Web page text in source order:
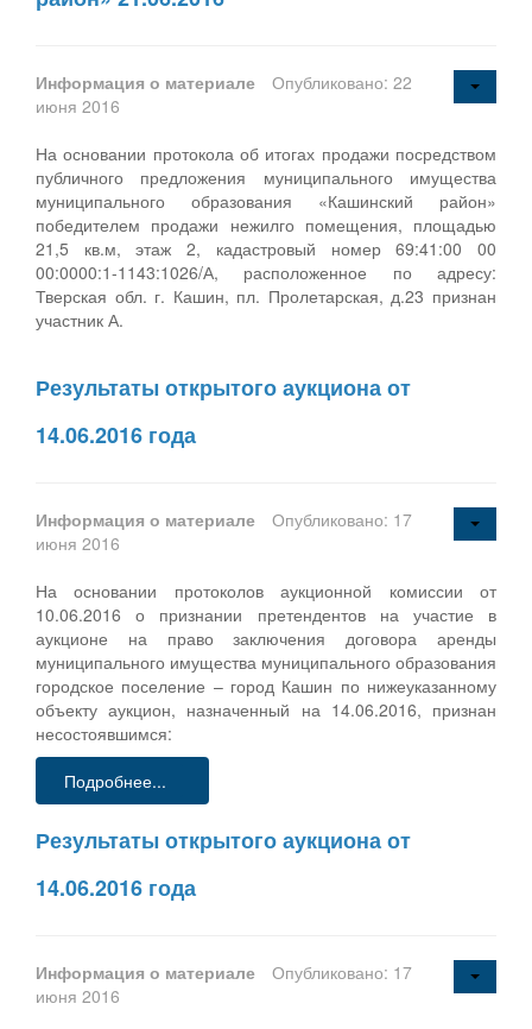
Информация о материале
Опубликовано: 22
июня 2016
На основании протокола об итогах продажи посредством
публичного предложения муниципального имущества
муниципального образования «Кашинский район»
победителем продажи нежилго помещения, площадью
21,5 кв.м, этаж 2, кадастровый номер 69:41:00 00
00:0000:1-1143:1026/А, расположенное по адресу:
Тверская обл. г. Кашин, пл. Пролетарская, д.23 признан
участник А.
Результаты открытого аукциона от
14.06.2016 года
Информация о материале
Опубликовано: 17
июня 2016
На основании протоколов аукционной комиссии от
10.06.2016 о признании претендентов на участие в
аукционе на право заключения договора аренды
муниципального имущества муниципального образования
городское поселение – город Кашин по нижеуказанному
объекту аукцион, назначенный на 14.06.2016, признан
несостоявшимся:
Подробнее...
Результаты открытого аукциона от
14.06.2016 года
Информация о материале
Опубликовано: 17
июня 2016